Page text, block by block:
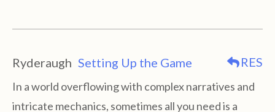
Ryderaugh Setting Up the Game RES
In a world overflowing with complex narratives and
intricate mechanics, sometimes all you need is a